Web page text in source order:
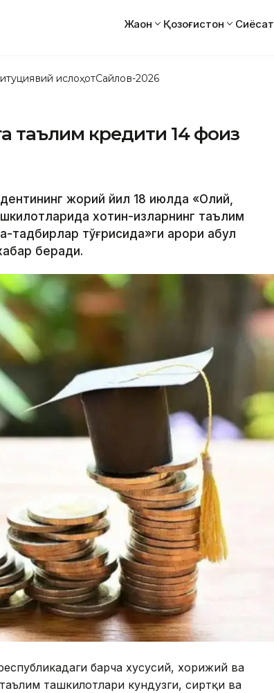
Жаҳон Қозоғистон Сиёсат
ислоҳотСайлов-2026
таълим кредити 14 фоиз
жорий йил 18 июлда «Олий,
хотин-қизларнинг таълим
тўғрисида»ги қарори қабул
беради.
барча хусусий, хорижий ва
ташкилотлари кундузги, сиртқи ва